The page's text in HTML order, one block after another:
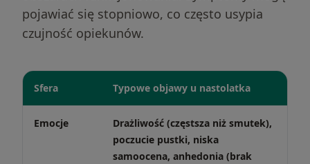
pojawiać się stopniowo, co często usypia
czujność opiekunów.
Sfera Typowe objawy u nastolatka
Emocje
Drażliwość (częstsza niż smutek),
poczucie pustki, niska
samoocena, anhedonia (brak